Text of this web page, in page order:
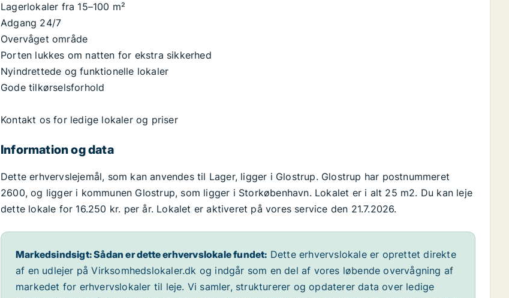
Lagerlokaler fra 15–100 m²
Adgang 24/7
Overvåget område
Porten lukkes om natten for ekstra sikkerhed
Nyindrettede og funktionelle lokaler
Gode tilkørselsforhold
Kontakt os for ledige lokaler og priser
Information og data
Dette erhvervslejemål, som kan anvendes til Lager, ligger i Glostrup. Glostrup har postnummeret
2600, og ligger i kommunen Glostrup, som ligger i Storkøbenhavn. Lokalet er i alt 25 m2. Du kan leje
dette lokale for 16.250 kr. per år. Lokalet er aktiveret på vores service den 21.7.2026.
Markedsindsigt: Sådan er dette erhvervslokale fundet: Dette erhvervslokale er oprettet direkte
af en udlejer på Virksomhedslokaler.dk og indgår som en del af vores løbende overvågning af
markedet for erhvervslokaler til leje. Vi samler, strukturerer og opdaterer data over ledige